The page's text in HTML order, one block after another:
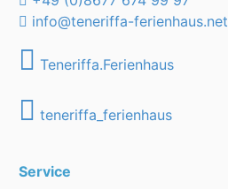
info@teneriffa-ferienhaus.net
Teneriffa.Ferienhaus
teneriffa_ferienhaus
Service